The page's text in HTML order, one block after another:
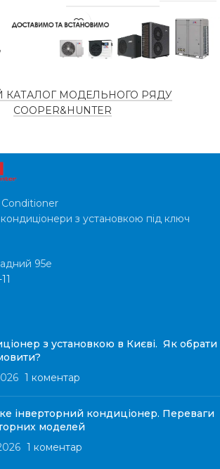
09-
час
КОМПЛЕКТ 4 шт
КАТАЛОГ МОДЕЛЬНОГО РЯДУ
COOPER&HUNTER
з установкою під ключ
95е
з установкою в Києві. Як обрати
1 коментар
інверторний кондиціонер. Переваги
моделей
1 коментар